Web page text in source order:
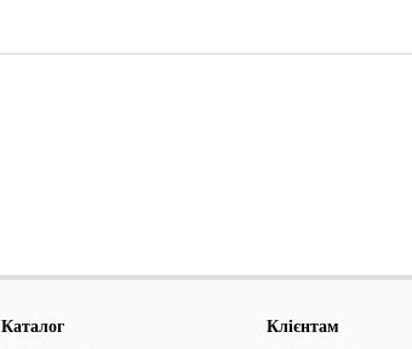
Каталог
Клієнтам